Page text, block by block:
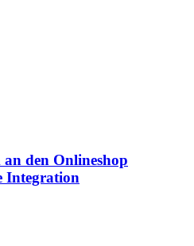
den Onlineshop
Integration